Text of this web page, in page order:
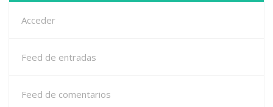
Acceder
Feed de entradas
Feed de comentarios